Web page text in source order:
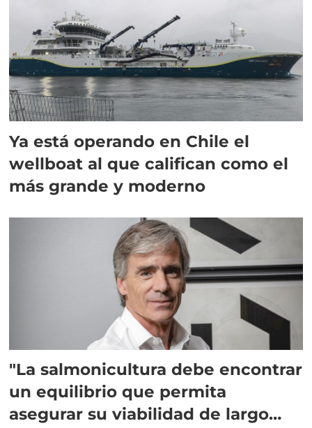
Ya está operando en Chile el
wellboat al que califican como el
más grande y moderno
"La salmonicultura debe encontrar
un equilibrio que permita
asegurar su viabilidad de largo